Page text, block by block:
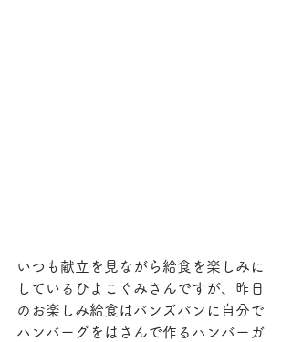
いつも献立を見ながら給食を楽しみに
しているひよこぐみさんですが、昨日
のお楽しみ給食はバンズパンに自分で
ハンバーグをはさんで作るハンバーガ